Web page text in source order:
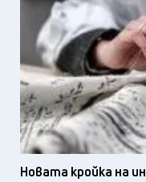
Новата кройка на